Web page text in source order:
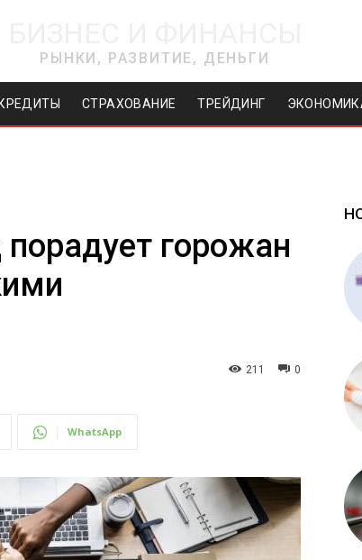
РЫНКИ, РАЗВИТИЕ, ДЕНЬГИ
КРЕДИТЫ СТРАХОВАНИЕ ТРЕЙДИНГ
горожан
0
211
WhatsApp